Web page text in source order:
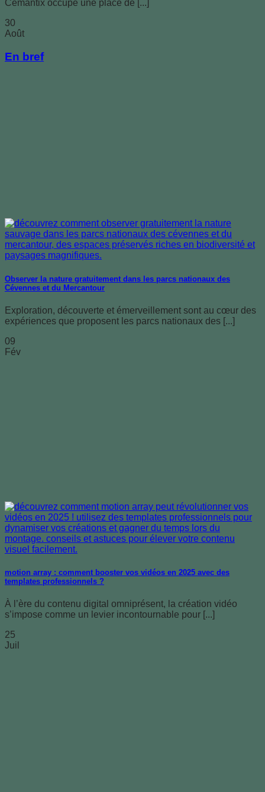
Cemantix occupe une place de [...]
30
Août
En bref
Observer la nature gratuitement dans les parcs nationaux des
Cévennes et du Mercantour
Exploration, découverte et émerveillement sont au cœur des
expériences que proposent les parcs nationaux des [...]
09
Fév
motion array : comment booster vos vidéos en 2025 avec des
templates professionnels ?
À l’ère du contenu digital omniprésent, la création vidéo
s’impose comme un levier incontournable pour [...]
25
Juil